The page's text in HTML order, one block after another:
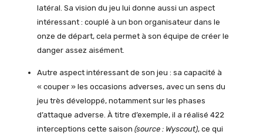
latéral. Sa vision du jeu lui donne aussi un aspect
intéressant : couplé à un bon organisateur dans le
onze de départ, cela permet à son équipe de créer le
danger assez aisément.
Autre aspect intéressant de son jeu : sa capacité à
« couper » les occasions adverses, avec un sens du
jeu très développé, notamment sur les phases
d’attaque adverse. À titre d’exemple, il a réalisé 422
interceptions cette saison(source : Wyscout), ce qui